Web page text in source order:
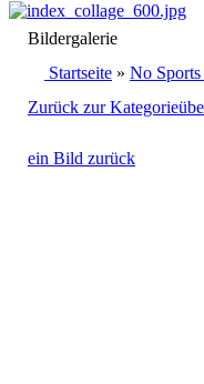
Bildergalerie
Startseite » No
Zurück zur
ein Bild zurück